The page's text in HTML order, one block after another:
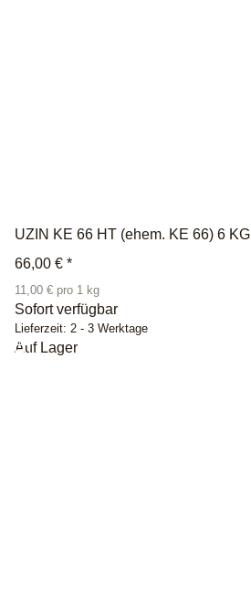
UZIN KE 66 HT (ehem. KE 66) 6 KG
66,00 € *
11,00 € pro 1 kg
Sofort verfügbar
Lieferzeit: 2 - 3 Werktage
Auf Lager